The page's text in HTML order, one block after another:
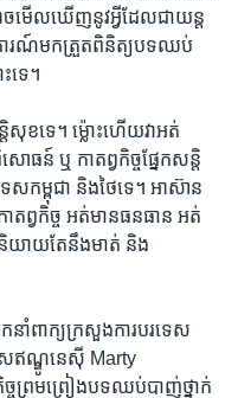
ច​មើល​ឃើញ​នូវ​អ្វី​ដែល​ជា​យន្ត
ការណ៍​មក​ត្រួត​ពិនិត្យ​បទ​ឈប់
ទេ។
សុខ​ទេ។​ ម៉្លោះ​ហើយ​វាអត់​
ន៍​ ឬ ​កាតព្វ​កិច្ច​ផ្នែក​សន្តិ
េស​កម្ពុជា និង​ថៃ​ទេ។ ​អាស៊ាន​
ព្វ​កិច្ច​ អត់មាន​ធនធាន ​អត់
យាយ​តែ​នឹង​មាត់​ និង​
នាំពាក្យ​ក្រសួង​ការ​បរទេស​
េស​ឥណ្ឌូនេស៊ី ​Marty
ច្ច​ព្រមព្រៀង​បទ​ឈប់បាញ់​ថ្នាក់​